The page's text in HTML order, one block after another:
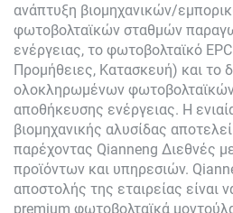
ανάπτυξη βιομηχανικών/
φωτοβολταϊκών σταθμών
ενέργειας, το φωτοβολταϊκό
Προμήθειες, Κατασκευή) και το
ολοκληρωμένων
αποθήκευσης ενέργειας. Η
βιομηχανικής αλυσίδας
παρέχοντας Qianneng Διεθνές
προϊόντων και υπηρεσιών.
αποστολής της εταιρείας είναι
premium φωτοβολταϊκά